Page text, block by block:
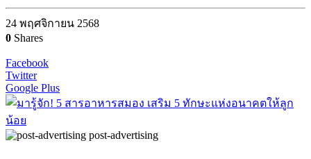
24 พฤศจิกายน 2568
0 Shares
Facebook
Twitter
Google Plus
post-advertising